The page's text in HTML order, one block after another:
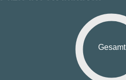
Gesamt